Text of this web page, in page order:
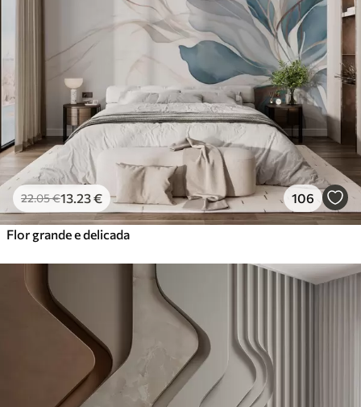
22.05€13 .23€ 106
Flor grande e delicada